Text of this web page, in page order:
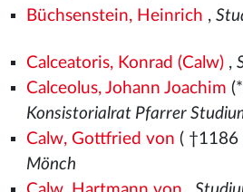
Büchsenstein, Heinrich ,
Calceatoris, Konrad (Calw),
Calceolus, Johann Joachim
Konsistorialrat Pfarrer
Calw, Gottfried von ( †1186
Mönch